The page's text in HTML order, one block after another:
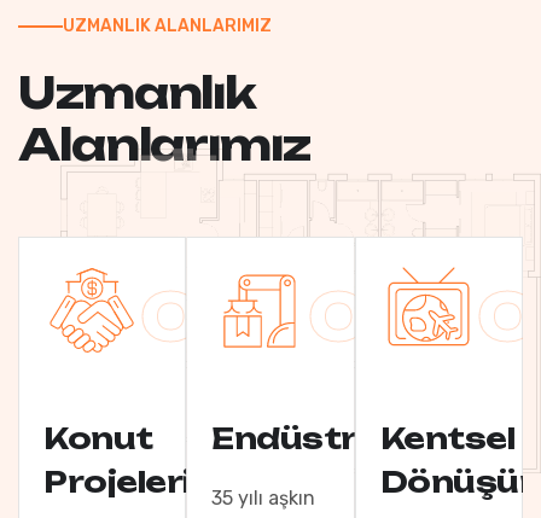
UZMANLIK ALANLARIMIZ
Uzmanlık
Alanlarımız
01
Konut
Projeleri
02
Endüstriyel
35 yılı aşkın
Kentsel